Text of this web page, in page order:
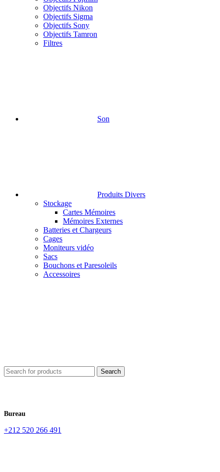
Objectifs Nikon
Objectifs Sigma
Objectifs Sony
Objectifs Tamron
Filtres
Son
Produits Divers
Stockage
Cartes Mémoires
Mémoires Externes
Batteries et Chargeurs
Cages
Moniteurs vidéo
Sacs
Bouchons et Paresoleils
Accessoires
Search
Bureau
+212 520 266 491